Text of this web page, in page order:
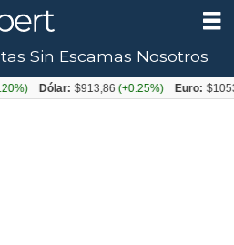
Sin Escamas Nosotros
Dólar: $913,86(+0.25%) Euro: $1053,08(-